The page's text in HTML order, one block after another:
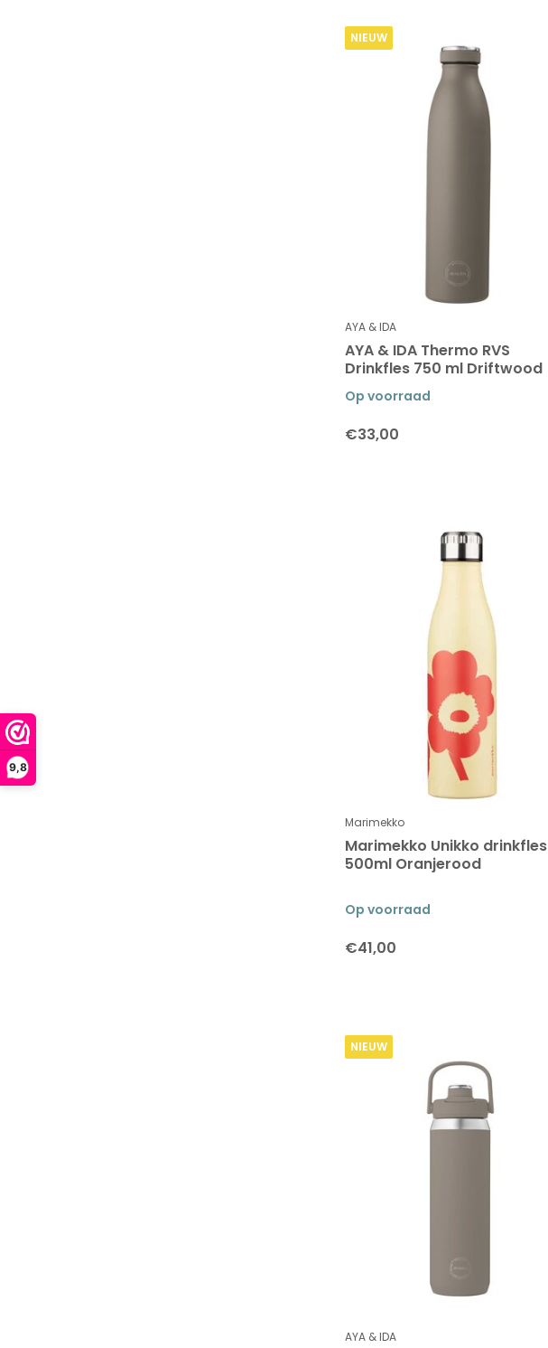
9,8
NIEUW
AYA & IDA
AYA & IDA Thermo RVS
Drinkfles 750 ml Driftwood
Op voorraad
€33,00
Marimekko
Marimekko Unikko drinkfles
500ml Oranjerood
Op voorraad
€41,00
NIEUW
AYA & IDA